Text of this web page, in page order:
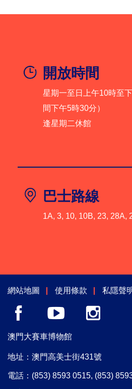
開放時間
星期一至日上午10時至
間下午5時30分）
逢星期二休館
巴士路線
1A, 3, 10, 10B, 23, 28A,
網站地圖 使用條款 私隱聲
澳門大賽車博物館
地址：澳門高美士街431號
電話： (853) 8593 0515, (853)